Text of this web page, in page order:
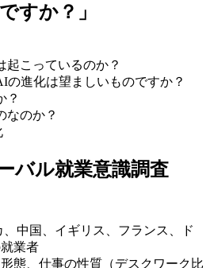
すか？」
起こっているのか？
の進化は望ましいものですか？
？
なのか？
バル就業意識調査
中国、イギリス、フランス、ド
業者
態、仕事の性質（デスクワーク比